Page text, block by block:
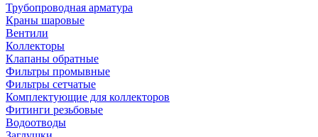
Трубопроводная арматура
Краны шаровые
Вентили
Коллекторы
Клапаны обратные
Фильтры промывные
Фильтры сетчатые
Комплектующие для коллекторов
Фитинги резьбовые
Водоотводы